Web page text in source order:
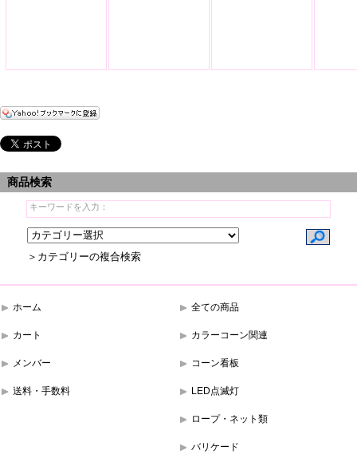
商品検索
＞カテゴリーの複合検索
ホーム
カート
メンバー
送料・手数料
全ての商品
カラーコーン関連
コーン看板
LED点滅灯
ロープ・ネット類
バリケード